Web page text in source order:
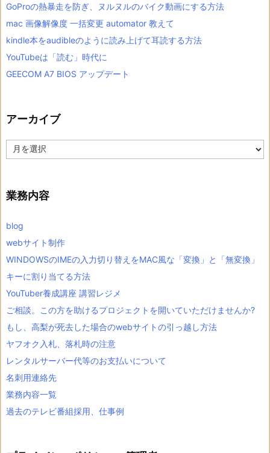
GoProの熱暴走を防ぎ、ヌルヌルのバイク動画にする方法
mac 画像解像度 一括変更 automator 教えて
kindle本をaudibleのように読み上げて耳読する方法
YouTubeは「読む」時代に
GEECOM A7 BIOS アップデート
アーカイブ
ー
ブ
業務内容
blog
webサイト制作
WINDOWSのIMEの入力切り替えをMAC風な「変換」と「無変換」
キーに割り当てる方法
YouTuber養成講座 講習レジメ
ご相談。この方を助けるプロジェクトを開いていただけませんか?
もし、高梨が死去した場合のwebサイトの引っ越し方法
ヤフオク入札、落札時の注意
レンタルサーバー代等のお支払いについて
名刺用連絡先
業務内容一覧
過去のテレビ番組採用、仕事例